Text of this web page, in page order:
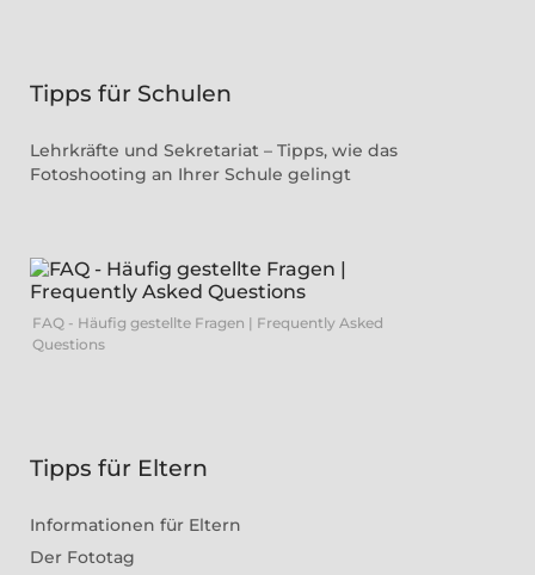
Tipps für Schulen
Lehrkräfte und Sekretariat – Tipps, wie das
Fotoshooting an Ihrer Schule gelingt
FAQ - Häufig gestellte Fragen | Frequently Asked
Questions
Tipps für Eltern
Informationen für Eltern
Der Fototag